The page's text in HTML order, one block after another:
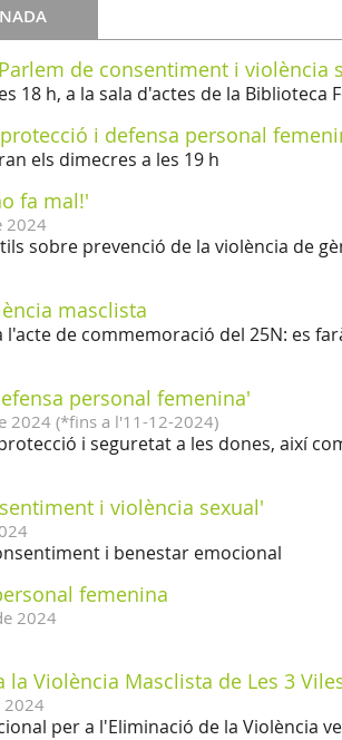
de consentiment i violència
18 h, a la sala d'actes de la Biblioteca
i defensa personal
els dimecres a les 19 h
fa mal!'
2024
sobre prevenció de la violència de
masclista
de commemoració del 25N: es
personal femenina'
2024 (*fins a l'11-12-2024)
i seguretat a les dones, així
i violència sexual'
i benestar emocional
femenina
2024
Violència Masclista de Les 3
2024
per a l'Eliminació de la Violència